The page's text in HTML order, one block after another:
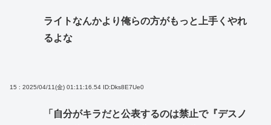
ライトなんかより俺らの方がもっと上手くやれ
るよな
15 : 2025/04/11(金) 01:11:16.54 ID:Dks8E7Ue0
「自分がキラだと公表するのは禁止で『デスノ